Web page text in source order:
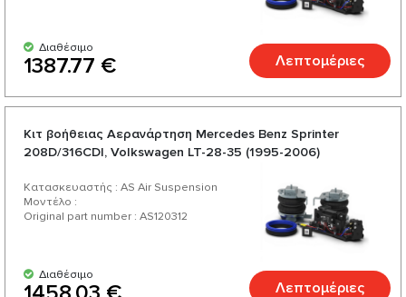
Διαθέσιμο
1387.77 € Λεπτομέριες
Κιτ βοήθειας Αερανάρτηση Mercedes Benz Sprinter
208D/316CDI, Volkswagen LT-28-35 (1995-2006)
Κατασκευαστής : AS Air Suspension
Μοντέλο :
Original part number : AS120312
Διαθέσιμο
Λεπτομέριες